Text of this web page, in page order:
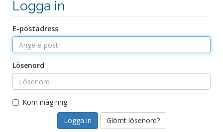
Logga in
E-postadress
Lösenord
Kom ihåg mig
Glömt lösenord?